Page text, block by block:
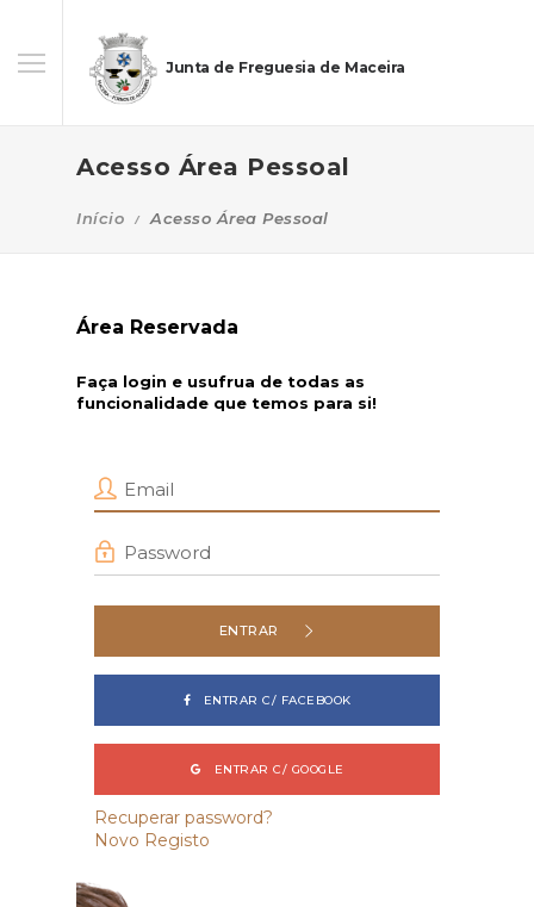
Junta de Freguesia de Maceira
Acesso Área Pessoal
Início Acesso Área Pessoal
Área Reservada
Faça login e usufrua de todas as
funcionalidade que temos para si!
ENTRAR
ENTRAR C/ FACEBOOK
ENTRAR C/ GOOGLE
Recuperar password?
Novo Registo